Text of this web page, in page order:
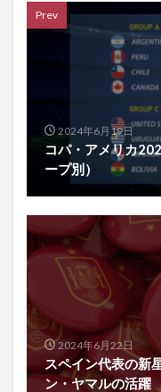
Prev
2024年6月19日
コパ・アメリカ
ープ別）
2024年6月22日
スペイン代表の新
ン・ヤマルの活躍